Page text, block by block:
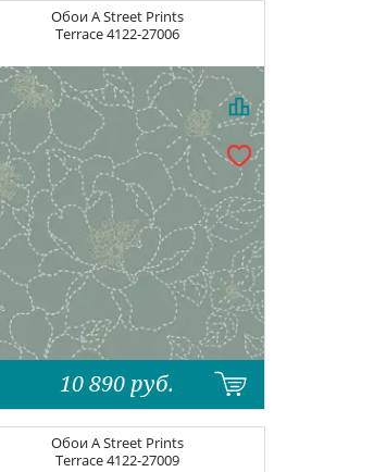
ОбоиA Street Prints
Terrace4122-27006
10 890 руб.
ОбоиA Street Prints
Terrace4122-27009